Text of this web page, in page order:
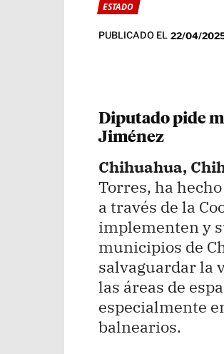
ESTADO
PUBLICADO EL 22/04/
Diputado pide
Jiménez
Chihuahua,
Torres, ha
a través de la
implementen y
municipios de
salvaguardar la
las áreas de
especialmente
balnearios.